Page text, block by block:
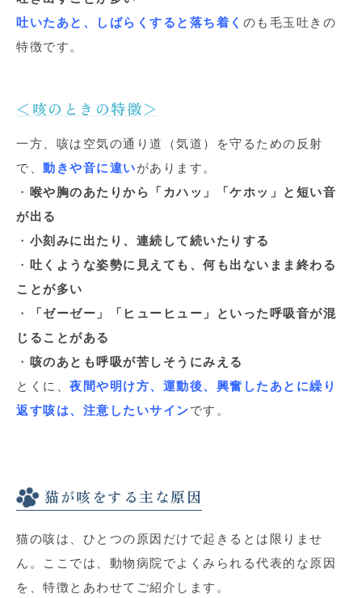
吐いたあと、しばらくすると落ち着く のも毛玉吐きの
特徴です。
＜咳のときの特徴＞
一方、咳は空気の通り道（気道）を守るための反射
で、 動きや音に違いがあります。
・ 喉や胸のあたりから「カハッ」「ケホッ」と短い音
が出る
・ 小刻みに出たり、連続して続いたりする
・ 吐くような姿勢に見えても、何も出ないまま終わる
ことが多い
・
「ゼーゼー」「ヒューヒュー」といった呼吸音が混
じることがある
・ 咳のあとも呼吸が苦しそうにみえる
とくに、 夜間や明け方、運動後、興奮したあとに繰り
返す咳は、注意したいサインです。
猫が咳をする主な原因
猫の咳は、ひとつの原因だけで起きるとは限りませ
ん。ここでは、動物病院でよくみられる代表的な原因
を、特徴とあわせてご紹介します。